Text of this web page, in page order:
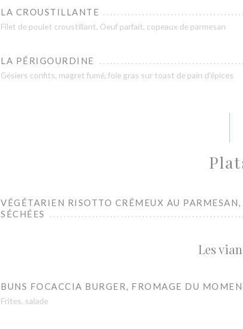
LA CROUSTILLANTE
Filet de poulet croustillant, Oeuf parfait, copeaux de parmesan
LA PÉRIGOURDINE
Gésiers confits, magret fumé, foie gras sur toast de pain d'épices
VÉGÉTARIEN RISOTTO CRÉMEUX AU
SÉCHÉES
Les
BUNS FOCACCIA BURGER, FROMAGE DU
Frites, salade